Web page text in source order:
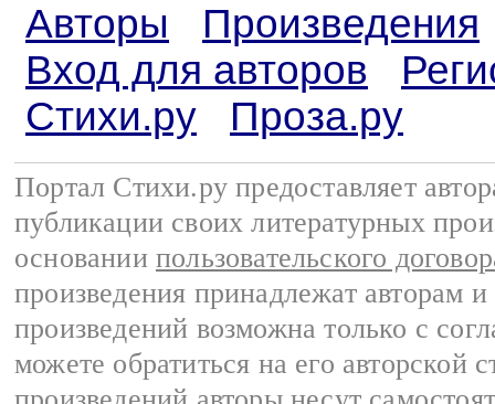
Авторы
Произведения
Вход для авторов
Стихи.ру
Проза.ру
Портал Стихи.ру предоставляет
публикации своих литературных
основании пользовательского
произведения принадлежат авторам
произведений возможна только с
можете обратиться на его авторской